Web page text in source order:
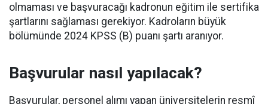
olmaması ve başvuracağı kadronun eğitim ile sertifika
şartlarını sağlaması gerekiyor. Kadroların büyük
bölümünde 2024 KPSS (B) puanı şartı aranıyor.
Başvurular nasıl yapılacak?
Başvurular, personel alımı yapan üniversitelerin resmî